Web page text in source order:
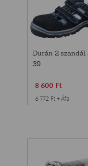
Durán 2 szandál
39
8 600 Ft
6 772 Ft + Áfa